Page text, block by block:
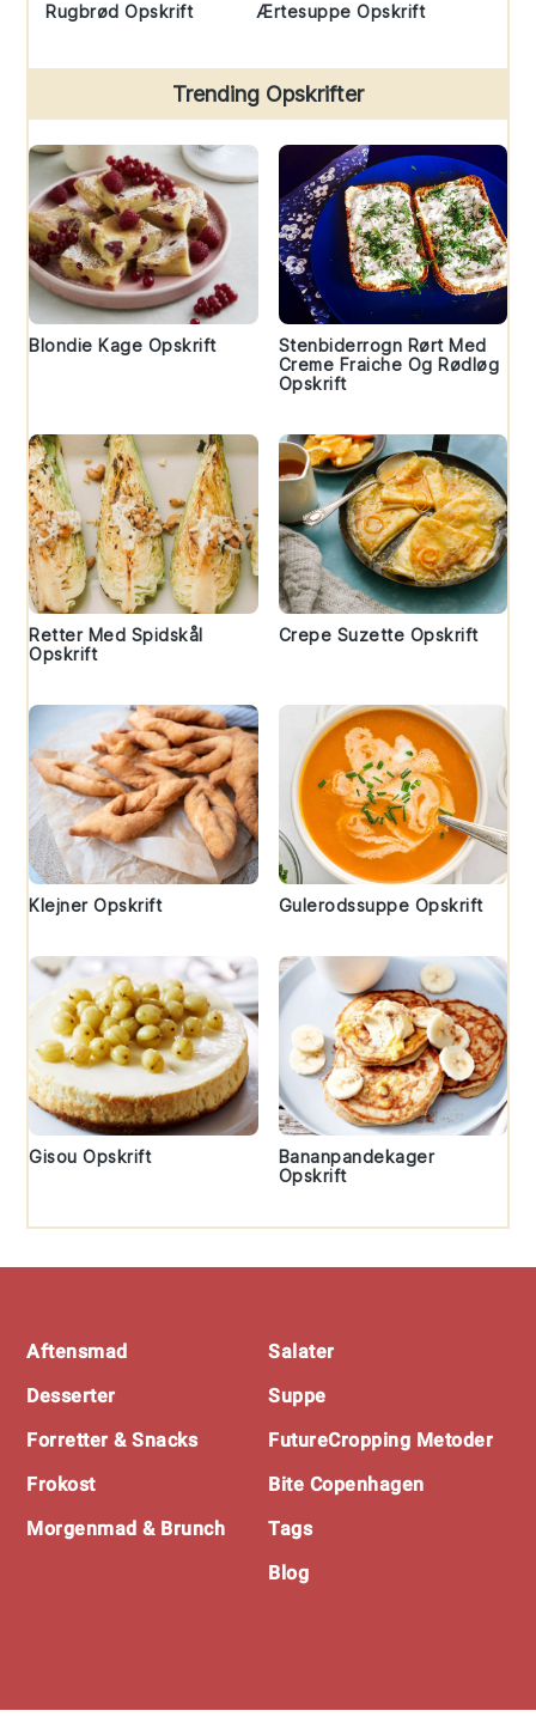
Rugbrød Opskrift Ærtesuppe Opskrift
Trending Opskrifter
Blondie Kage Opskrift
Stenbiderrogn Rørt Med
Creme Fraiche Og Rødløg
Opskrift
Retter Med Spidskål
Opskrift
Crepe Suzette Opskrift
Klejner Opskrift Gulerodssuppe Opskrift
Gisou Opskrift
Bananpandekager
Opskrift
Aftensmad
Desserter
Forretter & Snacks
Frokost
Morgenmad & Brunch
Salater
Suppe
FutureCropping Metoder
Bite Copenhagen
Tags
Blog